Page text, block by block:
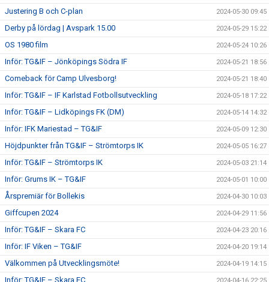
Justering B och C-plan 2024-05-30 09:45
Derby på lördag | Avspark 15.00 2024-05-29 15:22
OS 1980 film 2024-05-24 10:26
Inför: TG&IF – Jönköpings Södra IF 2024-05-21 18:56
Comeback för Camp Ulvesborg! 2024-05-21 18:40
Inför: TG&IF – IF Karlstad Fotbollsutveckling 2024-05-18 17:22
Inför: TG&IF – Lidköpings FK (DM) 2024-05-14 14:32
Inför: IFK Mariestad – TG&IF 2024-05-09 12:30
Höjdpunkter från TG&IF – Strömtorps IK 2024-05-05 16:27
Inför: TG&IF – Strömtorps IK 2024-05-03 21:14
Inför: Grums IK – TG&IF 2024-05-01 10:00
Årspremiär för Bollekis 2024-04-30 10:03
Giffcupen 2024 2024-04-29 11:56
Inför: TG&IF – Skara FC 2024-04-23 20:16
Inför: IF Viken – TG&IF 2024-04-20 19:14
Välkommen på Utvecklingsmöte! 2024-04-19 14:15
Inför: TG&IF – Skara FC